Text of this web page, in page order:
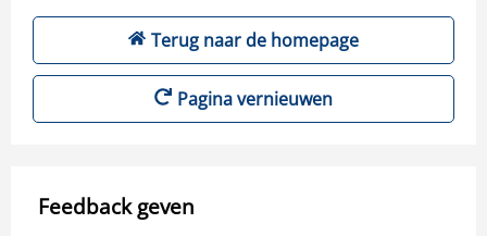
Terug naar de homepage
Pagina vernieuwen
Feedback geven